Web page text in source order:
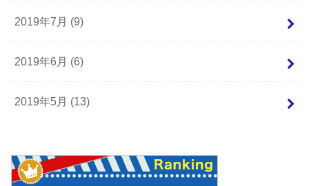
2019年7月 (9)
2019年6月 (6)
2019年5月 (13)